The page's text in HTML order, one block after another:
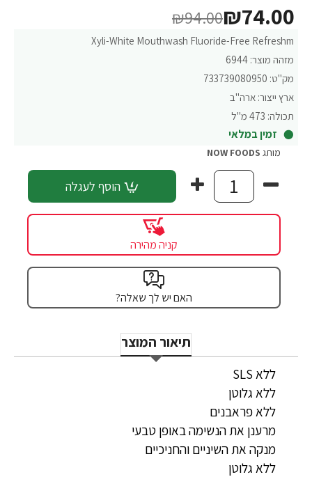
Xyli-White Mouthwash Fluoride-Free Refreshm
מזהה מוצר: 6944
מק"ט: 733739080950
ארץ ייצור: ארה"ב
תכולה: 473 מ"ל
זמין במלאי
₪74.00
₪94.00
מותג NOW FOODS
הוסף לעגלה
קניה מהירה
האם יש לך שאלה?
תיאור המוצר
ללא SLS
ללא גלוטן
ללא פראבנים
מרענן את הנשימה באופן טבעי
מנקה את השיניים והחניכיים
ללא גלוטן